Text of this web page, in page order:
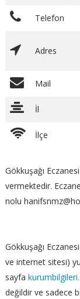
Telefon
Adres
Mail
İl
İlçe
Gökkuşağı
vermektedir.
nolu
Gökkuşağı
ve internet sitesi)
sayfa
değildir ve sadece